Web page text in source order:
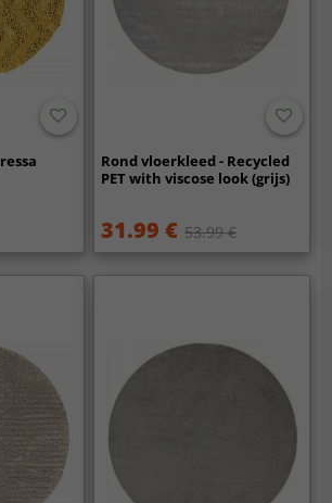
Rond vloerkleed - Recycled
PET with viscose look (grijs)
31.99 € 53.99 €